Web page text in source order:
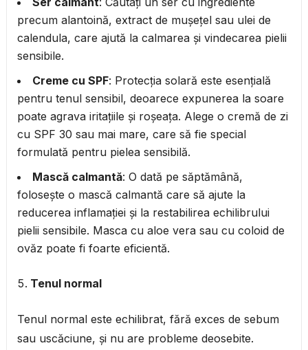
precum alantoină, extract de mușețel sau ulei de
calendula, care ajută la calmarea și vindecarea pielii
sensibile.
Creme cu SPF: Protecția solară este esențială
pentru tenul sensibil, deoarece expunerea la soare
poate agrava iritațiile și roșeața. Alege o cremă de zi
cu SPF 30 sau mai mare, care să fie special
formulată pentru pielea sensibilă.
Mască calmantă: O dată pe săptămână,
folosește o mască calmantă care să ajute la
reducerea inflamației și la restabilirea echilibrului
pielii sensibile. Masca cu aloe vera sau cu coloid de
ovăz poate fi foarte eficientă.
Tenul normal
Tenul normal este echilibrat, fără exces de sebum
sau uscăciune, și nu are probleme deosebite.